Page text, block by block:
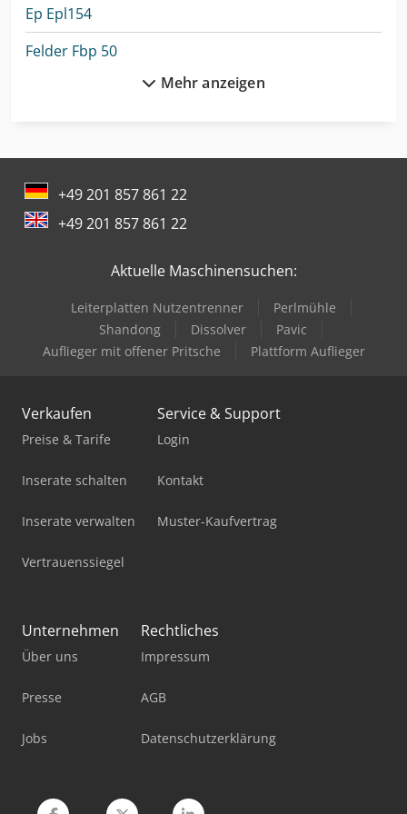
Ep Epl154
Felder Fbp 50
Jcb 525-60E
Jcb 535-95
Linde H50/500D
Linde H50D
Linde P60
Lvd Ppeb 400/61
Manitou M 50-4
Rego P 50
Mehr anzeigen
+49 201 857 861 22
+49 201 857 861 22
Aktuelle Maschinensuchen:
Leiterplatten Nutzentrenner
Perlmühle
Shandong
Dissolver
Pavic
Auflieger mit offener Pritsche
Plattform Auflieger
Verkaufen
Preise & Tarife
Inserate schalten
Inserate verwalten
Vertrauenssiegel
Service & Support
Login
Kontakt
Muster-Kaufvertrag
Unternehmen
Über uns
Presse
Jobs
Rechtliches
Impressum
AGB
Datenschutzerklärung